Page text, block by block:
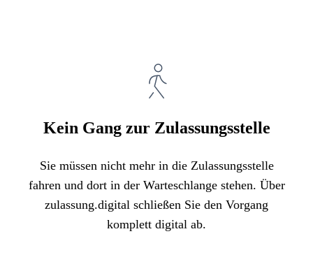
Kein Gang zur Zulassungsstelle
Sie müssen nicht mehr in die Zulassungsstelle
fahren und dort in der Warteschlange stehen. Über
zulassung.digital schließen Sie den Vorgang
komplett digital ab.